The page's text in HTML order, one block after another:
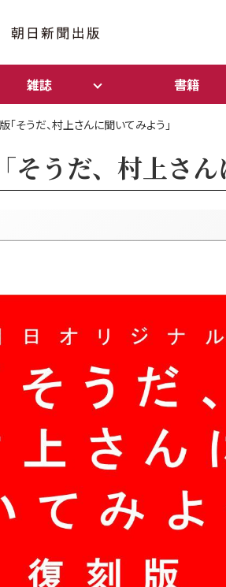
雑誌 書籍
「そうだ、村上さんに聞いてみよう」
そうだ、村上さん